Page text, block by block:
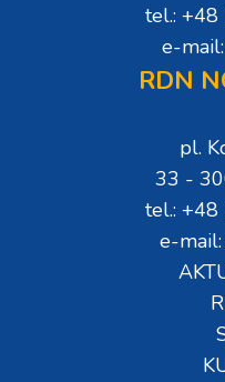
tel.:
e-
RDN
pl.
33 -
tel.:
e-